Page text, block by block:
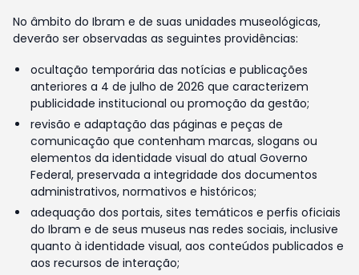
No âmbito do Ibram e de suas unidades museológicas,
deverão ser observadas as seguintes providências:
ocultação temporária das notícias e publicações
anteriores a 4 de julho de 2026 que caracterizem
publicidade institucional ou promoção da gestão;
revisão e adaptação das páginas e peças de
comunicação que contenham marcas, slogans ou
elementos da identidade visual do atual Governo
Federal, preservada a integridade dos documentos
administrativos, normativos e históricos;
adequação dos portais, sites temáticos e perfis oficiais
do Ibram e de seus museus nas redes sociais, inclusive
quanto à identidade visual, aos conteúdos publicados e
aos recursos de interação;